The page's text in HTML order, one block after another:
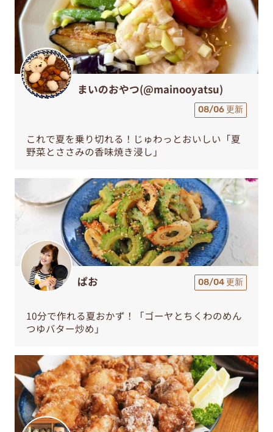
まいのおやつ(@mainooyatsu)
08/06 更新
これで夏を乗り切れる！じゅわっとおいしい「夏
野菜とささみの香味焼き浸し」
ぱお 08/04 更新
10分で作れる夏おかず！「ゴーヤとちくわのめん
つゆバター炒め」